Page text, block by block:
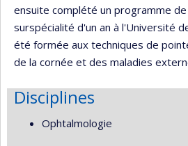
ensuite complété un programme
surspécialité d'un an à l'Université
été formée aux techniques de
de la cornée et des maladies
Disciplines
Ophtalmologie